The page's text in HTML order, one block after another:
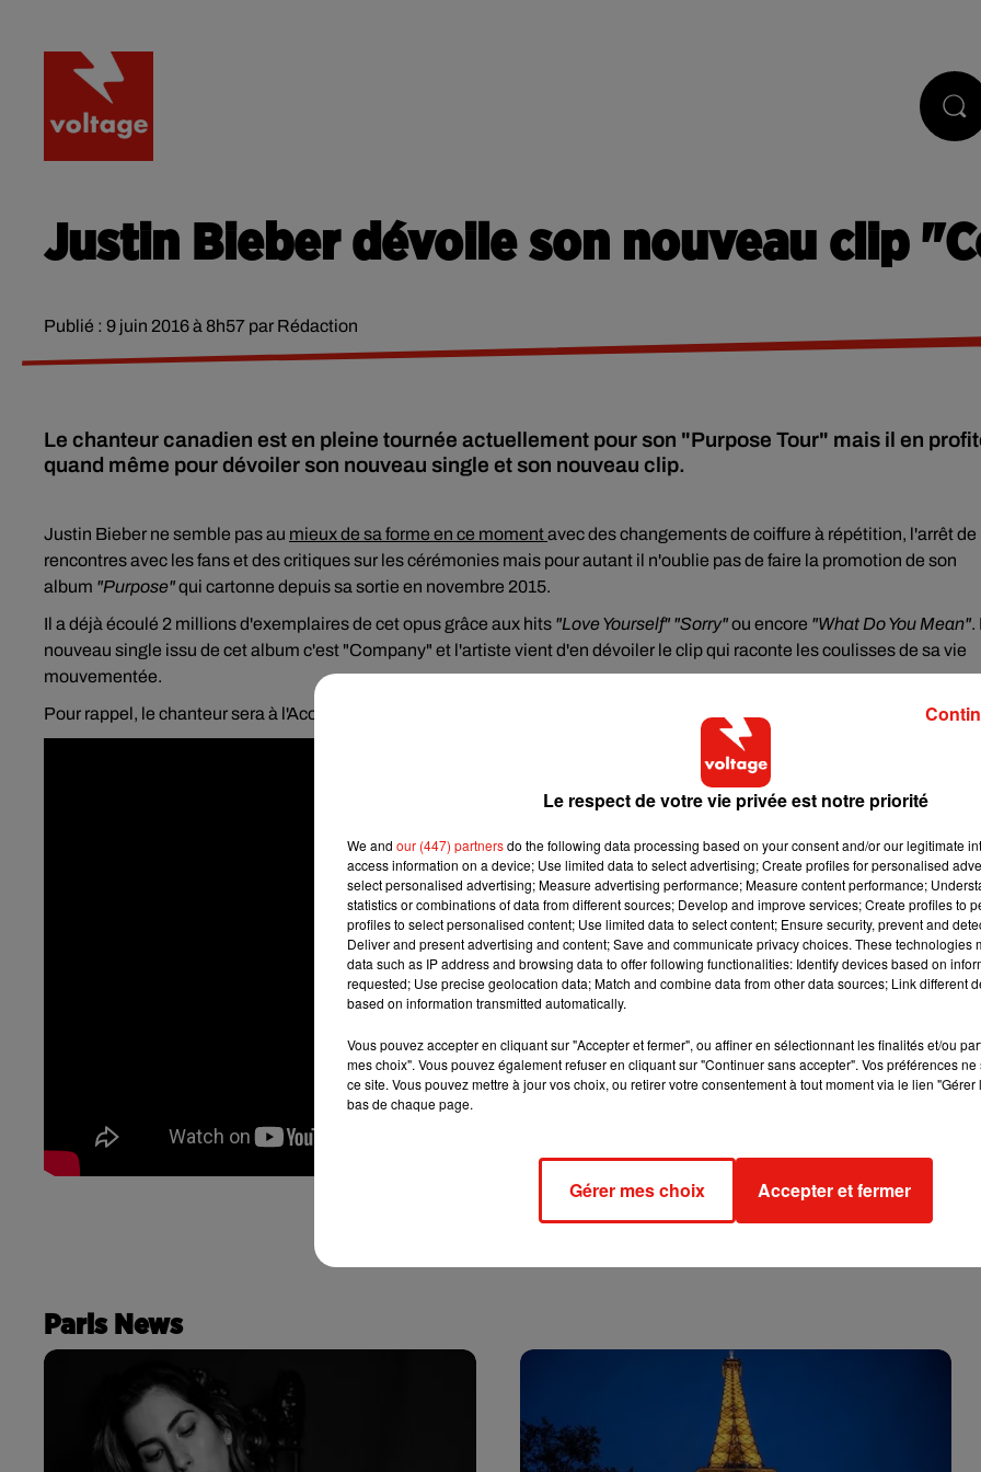
Justin Bieber dévoile son nouveau clip
Publié : 9 juin 2016 à 8h57 par Rédaction
Le chanteur canadien est en pleine tournée actuellement pour son "Purpose Tour" mais il en
quand même pour dévoiler son nouveau single et son nouveau clip.
Justin Bieber ne semble pas au mieux de sa forme en ce momentavec des changements de coiffure à répétition, l'arrêt de
rencontres avec les fans et des critiques sur les cérémonies mais pour autant il n'oublie pas de faire la promotion de son
album "Purpose"qui cartonne depuis sa sortie en novembre 2015.
Il a déjà écoulé 2 millions d'exemplaires de cet opus grâce aux hits "Love Yourself" "Sorry"ou encore "What Do You Mean".
nouveau single issu de cet album c'est "Company" et l'artiste vient d'en dévoiler le clip qui raconte les coulisses de sa vie
mouvementée.
Pour rappel, le chanteur sera à l'AccorHotels Arena de Paris Bercy en septembre prochain pour sa tournée mondiale.
Paris News
Le respect de votre vie privée est notre priorité
We and our (447) partnersdo the following data processing based on your consent and/or our legitimate
access information on a device; Use limited data to select advertising; Create profiles for personalised
select personalised advertising; Measure advertising performance; Measure content performance;
statistics or combinations of data from different sources; Develop and improve services; Create profiles to
profiles to select personalised content; Use limited data to select content; Ensure security, prevent and
Deliver and present advertising and content; Save and communicate privacy choices. These technologies
data such as IP address and browsing data to offer following functionalities: Identify devices based on
requested; Use precise geolocation data; Match and combine data from other data sources; Link different
based on information transmitted automatically.
Vous pouvez accepter en cliquant sur "Accepter et fermer", ou affiner en sélectionnant les finalités et/ou
mes choix". Vous pouvez également refuser en cliquant sur "Continuer sans accepter". Vos préférences
ce site. Vous pouvez mettre à jour vos choix, ou retirer votre consentement à tout moment via le lien
bas de chaque page.
Gérer mes choix Accepter et fermer